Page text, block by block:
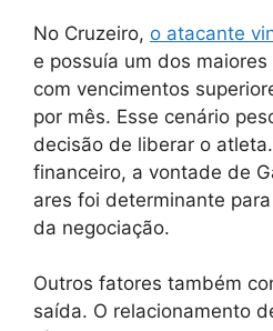
No Cruzeiro, o atacante
e possuía um dos
com vencimentos
por mês. Esse cenário
decisão de liberar o
financeiro, a vontade de
ares foi determinante
da negociação.
Outros fatores também
saída. O relacionamento